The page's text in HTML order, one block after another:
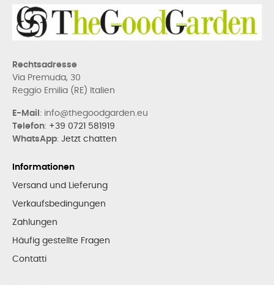
Rechtsadresse
Via Premuda, 30
Reggio Emilia (RE) Italien
E-Mail : info@thegoodgarden.eu
Telefon: +39 0721 581919
WhatsApp: Jetzt chatten
Informationen
Versand und Lieferung
Verkaufsbedingungen
Zahlungen
Häufig gestellte Fragen
Contatti